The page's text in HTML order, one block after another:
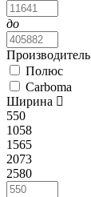
до
Производитель
Полюс
Carboma
Ширина
550
1058
1565
2073
2580